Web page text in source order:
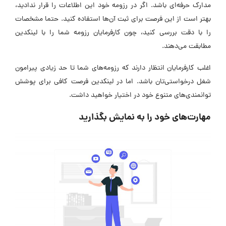
مدارک حرفه‌ای باشد. اگر در رزومه خود این اطلاعات را قرار ندادید،
بهتر است از این فرصت برای ثبت آن‌ها استفاده کنید. حتما مشخصات
را با دقت بررسی کنید، چون کارفرمایان رزومه شما را با لینکدین
مطابقت می‌دهند.
اغلب کارفرمایان انتظار دارند که رزومه‌های شما تا حد زیادی پیرامون
شغل درخواستی‌تان باشد. اما در لینکدین فرصت کافی برای پوشش
توانمندی‌های متنوع خود در اختیار خواهید داشت.
مهارت‌های خود را به نمایش بگذارید